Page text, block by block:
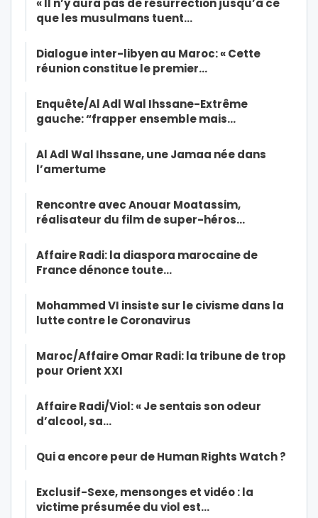
que les musulmans tuent…
Dialogue inter-libyen au Maroc: « Cette
réunion constitue le premier…
Enquête/Al Adl Wal Ihssane-Extrême
gauche: “frapper ensemble mais…
Al Adl Wal Ihssane, une Jamaa née dans
l’amertume
Rencontre avec Anouar Moatassim,
réalisateur du film de super-héros…
Affaire Radi: la diaspora marocaine de
France dénonce toute…
Mohammed VI insiste sur le civisme dans la
lutte contre le Coronavirus
Maroc/Affaire Omar Radi: la tribune de trop
pour Orient XXI
Affaire Radi/Viol: « Je sentais son odeur
d’alcool, sa…
Qui a encore peur de Human Rights Watch ?
Exclusif-Sexe, mensonges et vidéo : la
victime présumée du viol est…